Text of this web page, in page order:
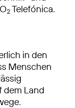
2Telefónica.
in den
Menschen
dem Land